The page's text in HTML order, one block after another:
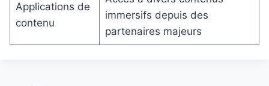
Applications de
contenu
immersifs depuis des
partenaires majeurs